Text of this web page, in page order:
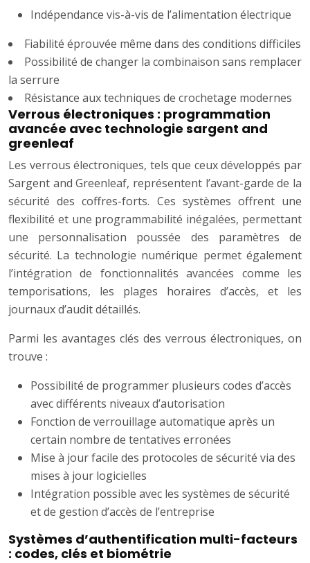
Indépendance vis-à-vis de l’alimentation électrique
Fiabilité éprouvée même dans des conditions difficiles
Possibilité de changer la combinaison sans remplacer
la serrure
Résistance aux techniques de crochetage modernes
Verrous électroniques : programmation
avancée avec technologie sargent and
greenleaf
Les verrous électroniques, tels que ceux développés par
Sargent and Greenleaf, représentent l’avant-garde de la
sécurité des coffres-forts. Ces systèmes offrent une
flexibilité et une programmabilité inégalées, permettant
une personnalisation poussée des paramètres de
sécurité. La technologie numérique permet également
l’intégration de fonctionnalités avancées comme les
temporisations, les plages horaires d’accès, et les
journaux d’audit détaillés.
Parmi les avantages clés des verrous électroniques, on
trouve :
Possibilité de programmer plusieurs codes d’accès
avec différents niveaux d’autorisation
Fonction de verrouillage automatique après un
certain nombre de tentatives erronées
Mise à jour facile des protocoles de sécurité via des
mises à jour logicielles
Intégration possible avec les systèmes de sécurité
et de gestion d’accès de l’entreprise
Systèmes d’authentification multi-facteurs
: codes, clés et biométrie